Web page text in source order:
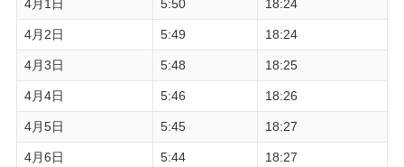
4月1日 5:50 18:24
4月2日 5:49 18:24
4月3日 5:48 18:25
4月4日 5:46 18:26
4月5日 5:45 18:27
4月6日 5:44 18:27